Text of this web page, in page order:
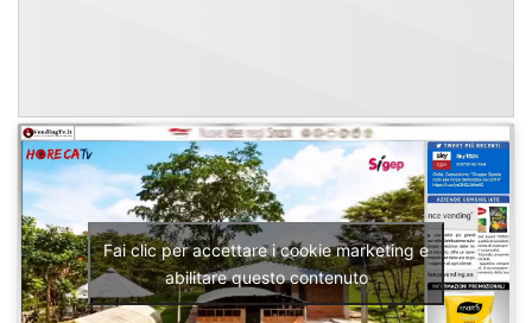
Fai clic per accettare i cookie marketing e
abilitare questo contenuto